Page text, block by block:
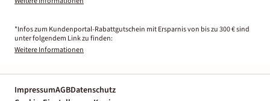
*Infos zum Kundenportal-Rabattgutschein mit Ersparnis von bis zu 300 € sind
unter folgendem Link zu finden:
Weitere Informationen
ImpressumAGBDatenschutz